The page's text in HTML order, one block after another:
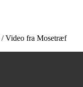
/ Video fra Mosetræf